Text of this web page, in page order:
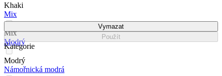
Khaki
Mix
Mix
Modrý
Modrý
Námořnická modrá
Vymazat
Použít
Kategorie